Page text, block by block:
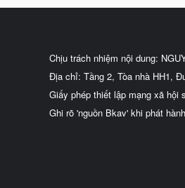
u
b
u
Chịu trách nhiệm nội dung:
Địa chỉ: Tầng 2, Tòa nhà HH1,
Giấy phép thiết lập mạng xã hội
Ghi rõ 'nguồn Bkav' khi phát